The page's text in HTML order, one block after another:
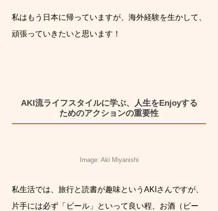
私はもう日本に帰っていますが、海外経験を生かして、
頑張っていきたいと思います！
AKI流ライフスタイルに学ぶ、人生をEnjoyする
ためのアクションの重要性
Image: Aki Miyanishi
私生活では、旅行と読書が趣味という AKI さんですが、
片手には必ず「ビール」といって良い程、お酒（ビー